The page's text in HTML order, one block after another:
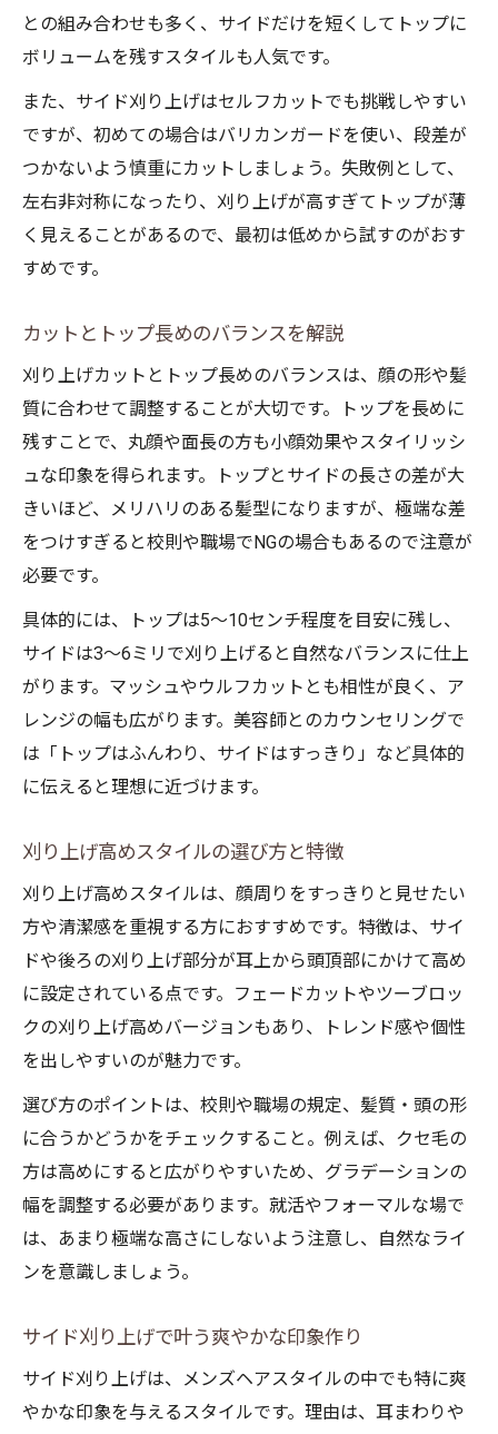
との組み合わせも多く、サイドだけを短くしてトップに
ボリュームを残すスタイルも人気です。
また、サイド刈り上げはセルフカットでも挑戦しやすい
ですが、初めての場合はバリカンガードを使い、段差が
つかないよう慎重にカットしましょう。失敗例として、
左右非対称になったり、刈り上げが高すぎてトップが薄
く見えることがあるので、最初は低めから試すのがおす
すめです。
カットとトップ長めのバランスを解説
刈り上げカットとトップ長めのバランスは、顔の形や髪
質に合わせて調整することが大切です。トップを長めに
残すことで、丸顔や面長の方も小顔効果やスタイリッシ
ュな印象を得られます。トップとサイドの長さの差が大
きいほど、メリハリのある髪型になりますが、極端な差
をつけすぎると校則や職場でNGの場合もあるので注意が
必要です。
具体的には、トップは5〜10センチ程度を目安に残し、
サイドは3〜6ミリで刈り上げると自然なバランスに仕上
がります。マッシュやウルフカットとも相性が良く、ア
レンジの幅も広がります。美容師とのカウンセリングで
は「トップはふんわり、サイドはすっきり」など具体的
に伝えると理想に近づけます。
刈り上げ高めスタイルの選び方と特徴
刈り上げ高めスタイルは、顔周りをすっきりと見せたい
方や清潔感を重視する方におすすめです。特徴は、サイ
ドや後ろの刈り上げ部分が耳上から頭頂部にかけて高め
に設定されている点です。フェードカットやツーブロッ
クの刈り上げ高めバージョンもあり、トレンド感や個性
を出しやすいのが魅力です。
選び方のポイントは、校則や職場の規定、髪質・頭の形
に合うかどうかをチェックすること。例えば、クセ毛の
方は高めにすると広がりやすいため、グラデーションの
幅を調整する必要があります。就活やフォーマルな場で
は、あまり極端な高さにしないよう注意し、自然なライ
ンを意識しましょう。
サイド刈り上げで叶う爽やかな印象作り
サイド刈り上げは、メンズヘアスタイルの中でも特に爽
やかな印象を与えるスタイルです。理由は、耳まわりや